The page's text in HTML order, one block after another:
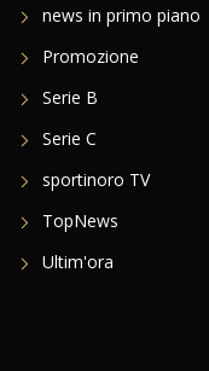
news in primo piano
Promozione
Serie B
Serie C
sportinoro TV
TopNews
Ultim'ora